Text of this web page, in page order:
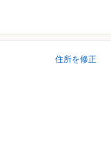
住所を修正